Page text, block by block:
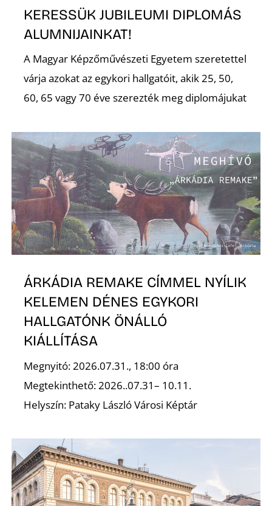
KERESSÜK JUBILEUMI DIPLOMÁS
ALUMNIJAINKAT!
A Magyar Képzőművészeti Egyetem szeretettel
várja azokat az egykori hallgatóit, akik 25, 50,
60, 65 vagy 70 éve szerezték meg diplomájukat
ÁRKÁDIA REMAKE CÍMMEL NYÍLIK
KELEMEN DÉNES EGYKORI
HALLGATÓNK ÖNÁLLÓ
KIÁLLÍTÁSA
Megnyitó: 2026.07.31., 18:00 óra
Megtekinthető: 2026..07.31– 10.11.
Helyszín: Pataky László Városi Képtár